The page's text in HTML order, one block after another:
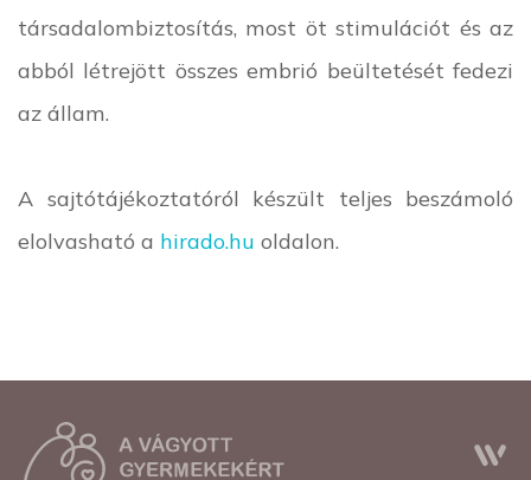
társadalombiztosítás, most öt stimulációt és az
abból létrejött összes embrió beültetését fedezi
az állam.
A sajtótájékoztatóról készült teljes beszámoló
elolvasható a hirado.hu oldalon.